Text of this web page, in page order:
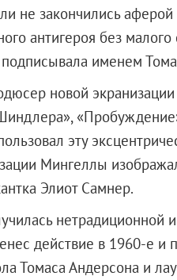
не закончились
антигероя без
именем
новой
эту
Мингеллы
Элиот Самнер.
нетрадиционной
действие в 1960-е и
Томаса Андерсона и